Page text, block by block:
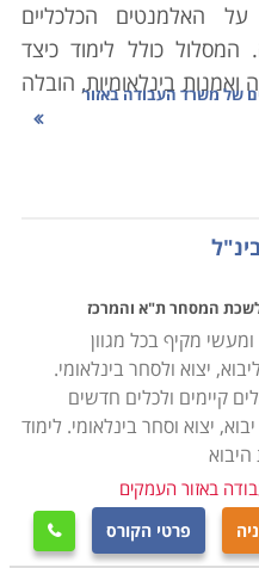
האלמנטים הכלכליים
כולל לימוד כיצד
בינלאומיות, הובלה
הכרוכים בביצוע עסקאות
ויכולים לשמש במספר
מדובר בקורס מקצועי
הדרוש כדי לעסוק בתחום
הכלכלה הבינלאומית
בסחר בינלאומי מקיף
יבשות, אוקיינוסים
עלויות השילוח הולכות
פעילות כלכלית שהיא,
יחסי לקיומה.
למשל בארצנו חקלאות
של משרד העבודה באזור
המסחר ת"א והמרכז
מקיף בכל מגוון
יצוא ולסחר בינלאומי.
קיימים ולכלים חדשים
יצוא וסחר בינלאומי. לימוד
היבוא
באזור העמקים
פרטי הקורס 